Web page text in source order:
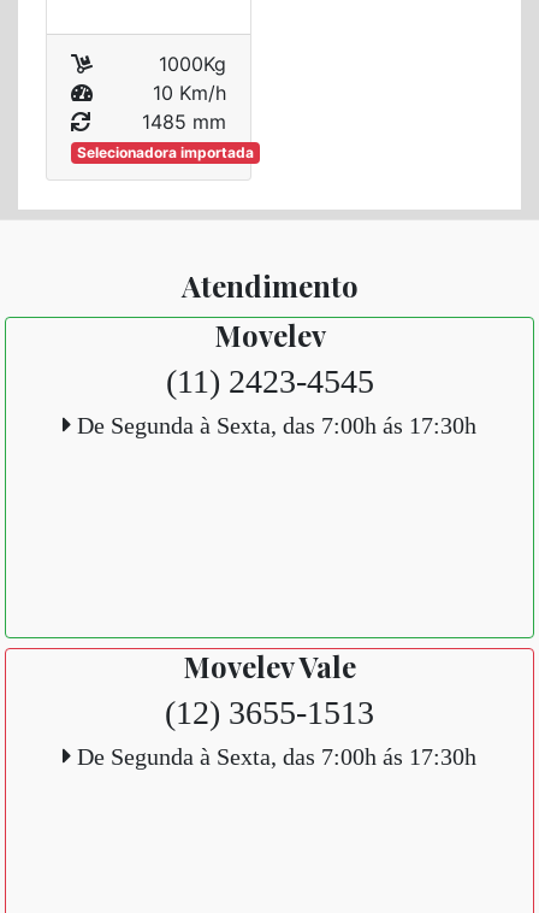
1000Kg
10 Km/h
1485 mm
Selecionadora importada
Atendimento
Movelev
(11) 2423-4545
De Segunda à Sexta, das 7:00h ás 17:30h
Movelev Vale
(12) 3655-1513
De Segunda à Sexta, das 7:00h ás 17:30h